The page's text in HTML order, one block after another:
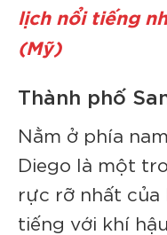
lịch nổi tiếng
(Mỹ)
Thành phố
Nằm ở phía
Diego là một
rực rỡ nhất của
tiếng với khí